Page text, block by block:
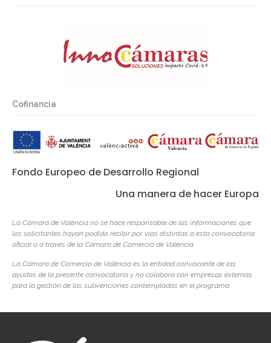
Cofinancia
Fondo Europeo de Desarrollo Regional
Una manera de hacer Europa
La Cámara de València no se hace responsable de las informaciones que
los solicitantes hayan podido recibir por vías distintas a esta convocatoria
oficial o a través de la Cámara de Comercio de València.
La Cámara de Comercio de València es la entidad convocante de las
ayudas de la presente convocatoria y no colabora con empresas externas
para la gestión de las subvenciones contempladas en el programa.